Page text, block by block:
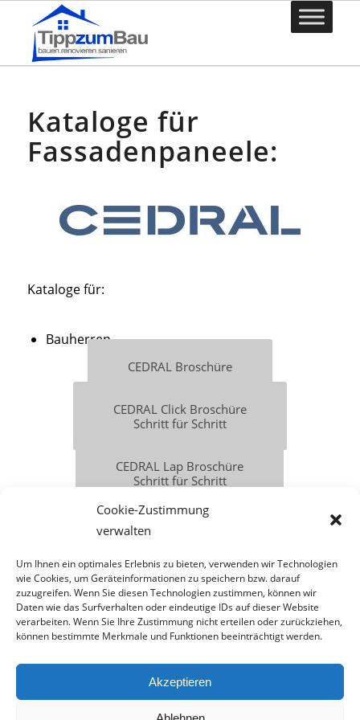
Cookie-Zustimmung
verwalten
Um Ihnen ein optimales Erlebnis zu bieten, verwenden wir Technologien
wie Cookies, um Geräteinformationen zu speichern bzw. darauf
zuzugreifen. Wenn Sie diesen Technologien zustimmen, können wir
Daten wie das Surfverhalten oder eindeutige IDs auf dieser Website
verarbeiten. Wenn Sie Ihre Zustimmung nicht erteilen oder zurückziehen,
können bestimmte Merkmale und Funktionen beeinträchtigt werden.
Akzeptieren
Kataloge für
Fassadenpaneele:
Kataloge für:
Bauherren
CEDRAL Broschüre
CEDRAL Click Broschüre
Schritt für Schritt
CEDRAL Lap Broschüre
Schritt für Schritt